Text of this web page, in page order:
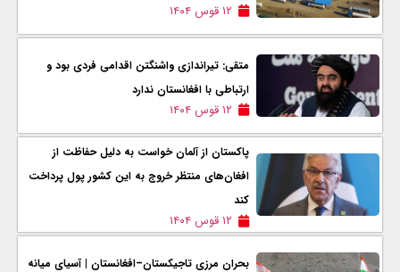
۱۲ قوس ۱۴۰۴
متقی: تیراندازی واشنگتن اقدامی فردی بود و
ارتباطی با افغانستان ندارد
۱۲ قوس ۱۴۰۴
پاکستان از آلمان خواست به دلیل حفاظت از
افغان‌های منتظر خروج به این کشور پول پرداخت
کند
۱۲ قوس ۱۴۰۴
بحران مرزی تاجیکستان–افغانستان | آسیای میانه